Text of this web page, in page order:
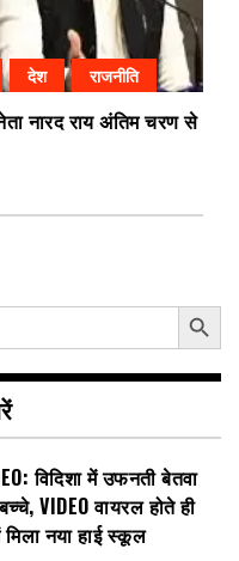
देश राजनीति
नारद राय अंतिम चरण से
Search Button
विदिशा में उफनती बेतवा
VIDEO वायरल होते ही
नया हाई स्कूल